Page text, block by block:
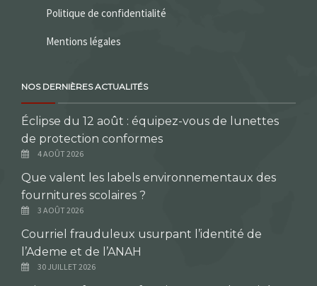
Politique de confidentialité
Mentions légales
NOS DERNIÈRES ACTUALITÉS
Éclipse du 12 août : équipez-vous de lunettes
de protection conformes
4 AOÛT 2026
Que valent les labels environnementaux des
fournitures scolaires ?
3 AOÛT 2026
Courriel frauduleux usurpant l’identité de
l’Ademe et de l’ANAH
30 JUILLET 2026